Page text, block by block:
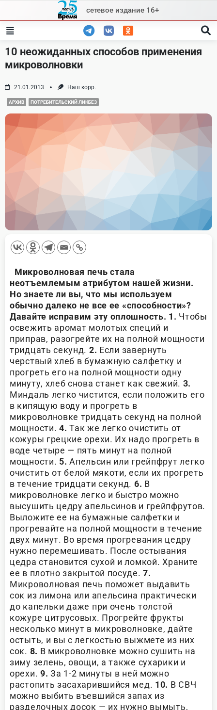
content
сетевое издание 16+
10 неожиданных способов применения
микроволновки
21.01.2013 Наш корр.
АРХИВ ПОТРЕБИТЕЛЬСКИЙ ЛИКБЕЗ
Микроволновая печь стала
неотъемлемым атрибутом нашей жизни.
Но знаете ли вы, что мы используем
обычно далеко не все ее «способности»?
Давайте исправим эту оплошность. 1. Чтобы
освежить аромат молотых специй и
приправ, разогрейте их на полной мощности
тридцать секунд. 2. Если завернуть
черствый хлеб в бумажную салфетку и
прогреть его на полной мощности одну
минуту, хлеб снова станет как свежий. 3.
Миндаль легко чистится, если положить его
в кипящую воду и прогреть в
микроволновке тридцать секунд на полной
мощности. 4. Так же легко очистить от
кожуры грецкие орехи. Их надо прогреть в
воде четыре — пять минут на полной
мощности. 5. Апельсин или грейпфрут легко
очистить от белой мякоти, если их прогреть
в течение тридцати секунд. 6. В
микроволновке легко и быстро можно
высушить цедру апельсинов и грейпфрутов.
Выложите ее на бумажные салфетки и
прогревайте на полной мощности в течение
двух минут. Во время прогревания цедру
нужно перемешивать. После остывания
цедра становится сухой и ломкой. Храните
ее в плотно закрытой посуде.7.
Микроволновая печь поможет выдавить
сок из лимона или апельсина практически
до капельки даже при очень толстой
кожуре цитрусовых. Прогрейте фрукты
несколько минут в микроволновке, дайте
остыть, и вы с легкостью выжмете из них
сок. 8. В микроволновке можно сушить на
зиму зелень, овощи, а также сухарики и
орехи. 9. За 1-2 минуты в ней можно
растопить засахарившийся мед. 10. В СВЧ
можно выбить въевшийся запах из
разделочных досок — их нужно вымыть,